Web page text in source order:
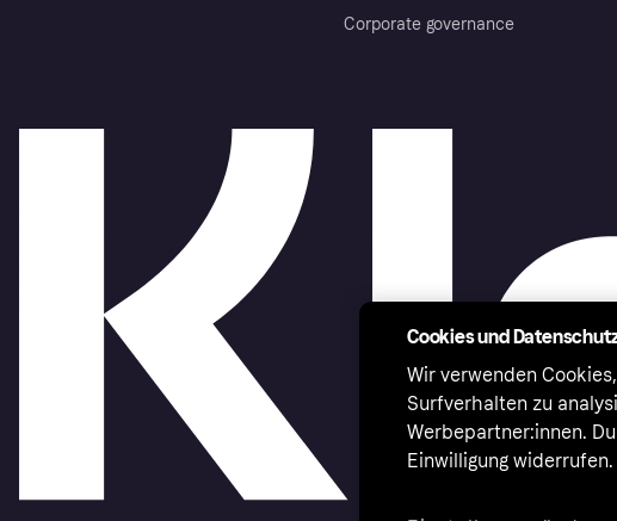
Corporate governance
Cookies und
Wir verwenden
Surfverhalten zu
Werbepartner:innen.
Einwilligung widerrufen.